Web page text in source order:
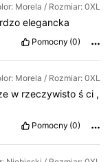
Morela / Rozmiar: 0XL
elegancka
Pomocny (0)
Morela / Rozmiar: 0XL
w rzeczywistości ,
Pomocny (0)